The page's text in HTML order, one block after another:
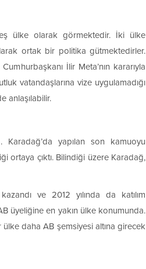
ülke olarak görmektedir. İki ülke
ortak bir politika gütmektedirler.
İlir Meta’nın kararıyla
vatandaşlarına vize uygulamadığı
anlaşılabilir.
yapılan son kamuoyu
ortaya çıktı. Bilindiği üzere Karadağ,
ve 2012 yılında da katılım
üyeliğine en yakın ülke konumunda.
daha AB şemsiyesi altına girecek